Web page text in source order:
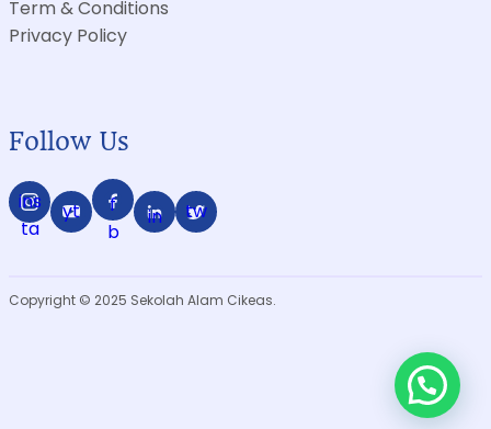
pendidikan berbasis akhlak dan alam
berjiwa pemimpin dan mampu menunjukkan aksi nyata
pada lingkungan dan negara sebagai tanda rasa cinta
terhadap tanah airnya.
Perumahan Puri Cikeas Indah, Gunung Putri,